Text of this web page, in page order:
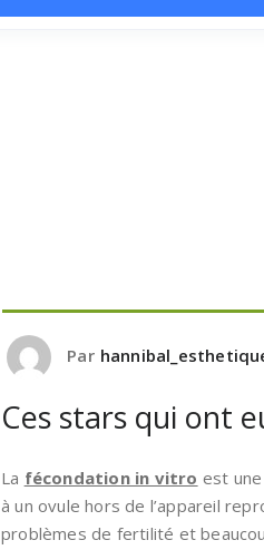
Par
Ces stars qui ont
La fécondation in vitro est
à un ovule hors de l’appareil
problèmes de fertilité et